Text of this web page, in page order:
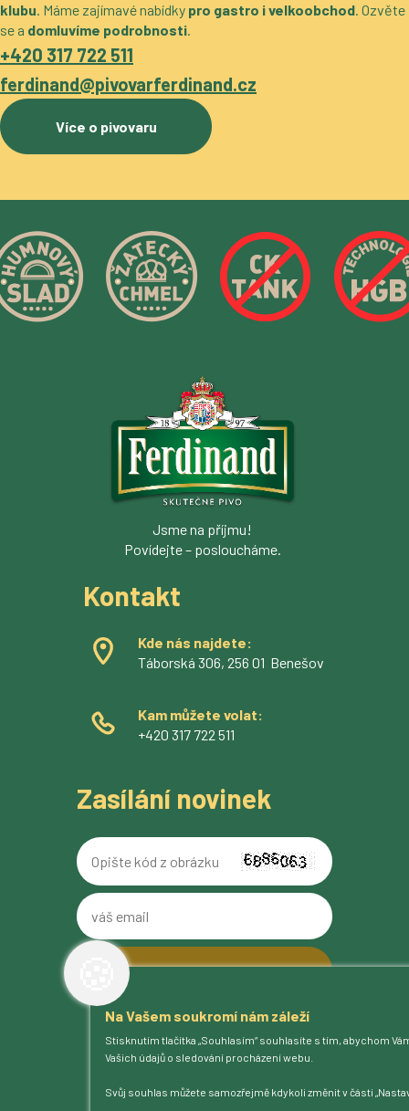
Na Vašem soukromí nám záleží
Stisknutím tlačítka „Souhlasím“ souhlasíte s tím, abychom
Vašich údajů o sledování procházení webu.
Svůj souhlas můžete samozřejmě kdykoli změnit v části
klubu. Máme zajímavé nabídky pro gastro i velkoobchod. Ozvěte
se a domluvíme podrobnosti.
+420 317 722 511
ferdinand@pivovarferdinand.cz
Více o pivovaru
O pivovaru
Naše piva
Kam na Ferdinanda
Humnová sladovna
Jsme na příjmu!
Povídejte – posloucháme.
Kontakt
Kde nás najdete:
Táborská 306, 256 01 Benešov
Kam můžete volat:
+420 317 722 511
Zasílání novinek
Opište
kód
váš
email